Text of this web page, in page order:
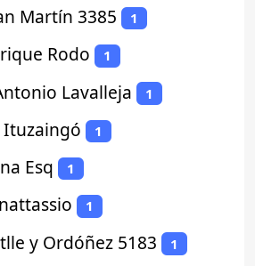
Martín 3385 1
Rodo 1
Lavalleja 1
Ituzaingó 1
Esq 1
1
y Ordóñez 5183 1